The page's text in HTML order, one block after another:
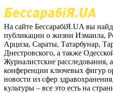
На сайте БессарабіЯ.UA вы
публикации о жизни Измаила,
Арциза, Сараты, Татарбунар,
Днестровского, а также
Журналистские расследования,
конференции ключевых фигур
новости из сфер
культуры – все это есть на